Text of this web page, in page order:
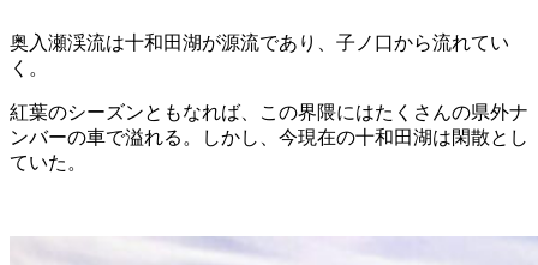
奥入瀬渓流は十和田湖が源流であり、子ノ口から流れてい
く。
紅葉のシーズンともなれば、この界隈にはたくさんの県外ナ
ンバーの車で溢れる。しかし、今現在の十和田湖は閑散とし
ていた。